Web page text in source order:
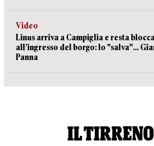
Video
Linus arriva a Campiglia e resta
all’ingresso del borgo: lo "salva"...
Panna